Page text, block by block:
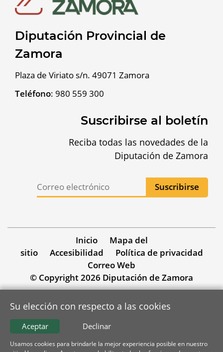
Diputación Provincial de
Zamora
Plaza de Viriato s/n. 49071 Zamora
Teléfono: 980 559 300
Suscribirse al boletín
Reciba todas las novedades de la
Diputación de Zamora
Inicio
Mapa del
sitio
Accesibilidad
Política de privacidad
Correo Web
© Copyright 2026 Diputación de Zamora
Su elección con respecto a las cookies
Declinar
Aceptar
Usamos cookies para brindarle la mejor experiencia posible en nuestro